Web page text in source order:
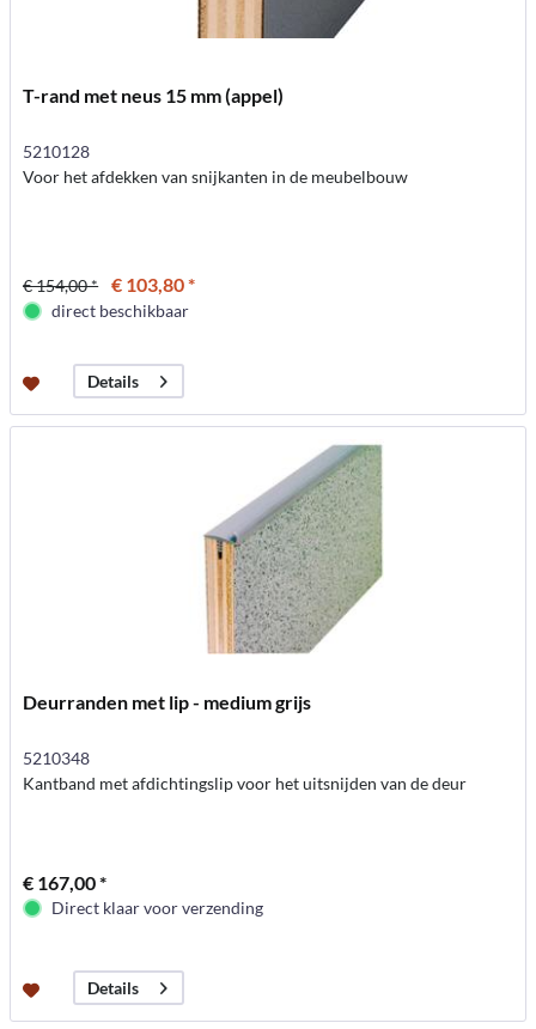
T-rand met neus 15 mm (appel)
5210128
Voor het afdekken van snijkanten in de meubelbouw
€ 154,00 * € 103,80 *
direct beschikbaar
Details
Deurranden met lip - medium grijs
5210348
Kantband met afdichtingslip voor het uitsnijden van de deur
€ 167,00 *
Direct klaar voor verzending
Details